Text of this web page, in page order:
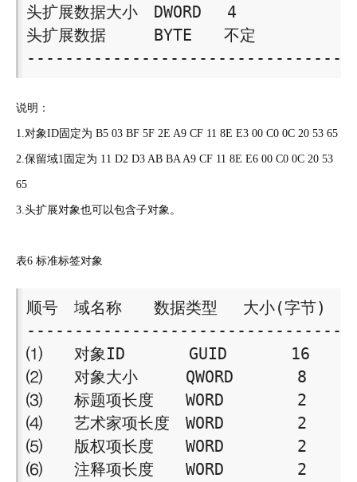
头扩展数据大小　DWORD　 4
头扩展数据　　　BYTE　　不定
说明：
1.对象ID固定为 B5 03 BF 5F 2E A9 CF 11 8E E3 00 C0 0C 20 53 65
2.保留域1固定为 11 D2 D3 AB BA A9 CF 11 8E E6 00 C0 0C 20 53
65
3.头扩展对象也可以包含子对象。
表6 标准标签对象
顺号　域名称　　数据类型　 大小(字节)
⑴　　对象ID　　　　GUID　　　　16
⑵　　对象大小　　　QWORD　　　　8
⑶　　标题项长度　　WORD　　　　 2
⑷　　艺术家项长度　WORD　　　　 2
⑸　　版权项长度　　WORD　　　　 2
⑹　　注释项长度　　WORD　　　　 2